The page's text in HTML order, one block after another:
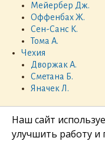
Мейербер Дж.
Оффенбах Ж.
Сен-Санс К.
Тома А.
Чехия
Дворжак А.
Сметана Б.
Яначек Л.
Наш сайт
улучшить работу и